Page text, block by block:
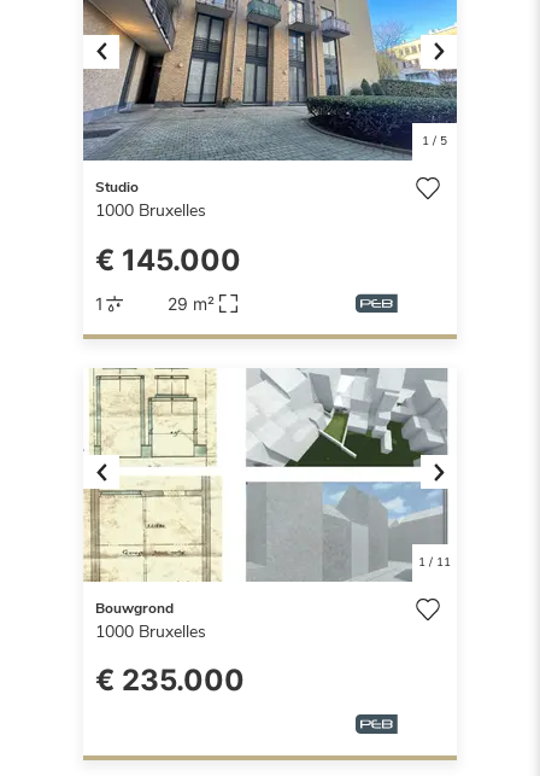
Previous Next
1/ 5
Studio
1000 Bruxelles
€ 145.000
1 29 m²
Previous Next
1/ 11
Bouwgrond
1000 Bruxelles
€ 235.000